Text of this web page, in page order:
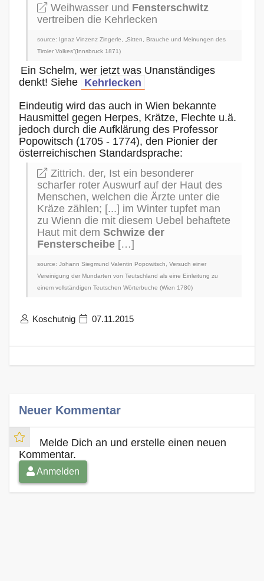
Weihwasser und Fensterschwitz
vertreiben die Kehrlecken
source: Ignaz Vinzenz Zingerle, „Sitten, Brauche und Meinungen des
Tiroler Volkes“(Innsbruck 1871)
Ein Schelm, wer jetzt was Unanständiges
denkt! Siehe Kehrlecken
Eindeutig wird das auch in Wien bekannte
Hausmittel gegen Herpes, Krätze, Flechte u.ä.
jedoch durch die Aufklärung des Professor
Popowitsch (1705 - 1774), den Pionier der
österreichischen Standardsprache:
Zittrich. der, Ist ein besonderer
scharfer roter Auswurf auf der Haut des
Menschen, welchen die Ärzte unter die
Kräze zählen; [...] im Winter tupfet man
zu Wienn die mit diesem Uebel behaftete
Haut mit dem Schwize der
Fensterscheibe […]
source: Johann Siegmund Valentin Popowitsch, Versuch einer
Vereinigung der Mundarten von Teutschland als eine Einleitung zu
einem vollständigen Teutschen Wörterbuche (Wien 1780)
Koschutnig 07.11.2015
Neuer Kommentar
Melde Dich an und erstelle einen neuen
Kommentar.
Anmelden